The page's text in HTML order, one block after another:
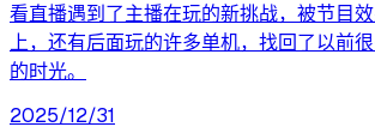
看直播遇到了主播在玩的新挑战，被节目
上，还有后面玩的许多单机，找回了以前
的时光。
2025/12/31